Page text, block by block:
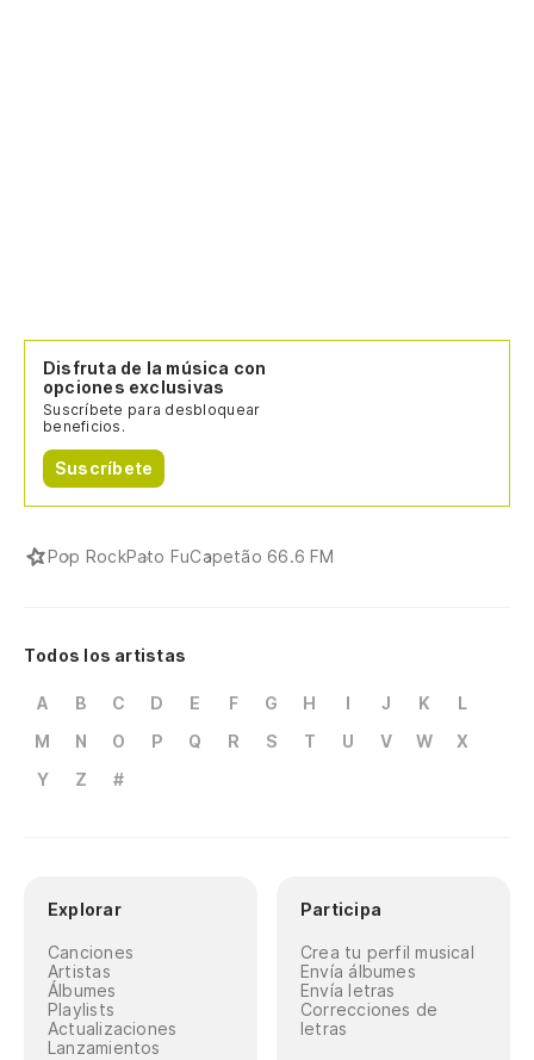
Disfruta de la música con
opciones exclusivas
Suscríbete para desbloquear
beneficios.
Suscríbete
Pop RockPato FuCapetão 66.6 FM
Todos los artistas
A B C D E F G H I J K
L
M
N O P Q R S T U V W
X
Y
Z #
Explorar
Canciones
Artistas
Álbumes
Playlists
Actualizaciones
Lanzamientos
Participa
Crea tu perfil musical
Envía álbumes
Envía letras
Correcciones de
letras